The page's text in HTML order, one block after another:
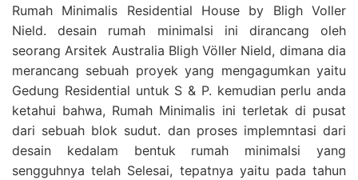
Rumah Minimalis Residential House by Bligh Voller
Nield. desain rumah minimalsi ini dirancang oleh
seorang Arsitek Australia Bligh Völler Nield, dimana dia
merancang sebuah proyek yang mengagumkan yaitu
Gedung Residential untuk S & P. kemudian perlu anda
ketahui bahwa, Rumah Minimalis ini terletak di pusat
dari sebuah blok sudut. dan proses implemntasi dari
desain kedalam bentuk rumah minimalsi yang
sengguhnya telah Selesai, tepatnya yaitu pada tahun